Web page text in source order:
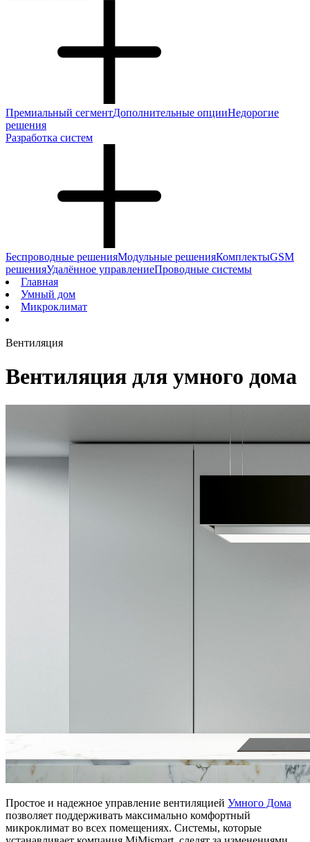
Премиальный сегментДополнительные опцииНедорогие
решения
Разработка систем
Беспроводные решенияМодульные решенияКомплектыGSM
решенияУдалённое управлениеПроводные системы
Главная
Умный дом
Микроклимат
Вентиляция
Вентиляция для умного дома
Простое и надежное управление вентиляцией Умного Дома
позволяет поддерживать максимально комфортный
микроклимат во всех помещениях. Системы, которые